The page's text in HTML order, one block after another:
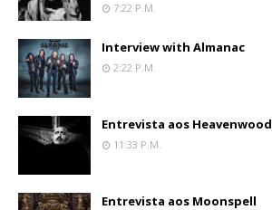
7:22 P.m.
Interview with Almanac
2:22 P.m.
Entrevista aos Heavenwood
11:33 P.m.
Entrevista aos Moonspell